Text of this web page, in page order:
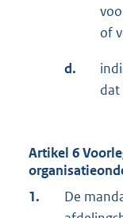
of
d.
dat
Artikel 6
1.
De